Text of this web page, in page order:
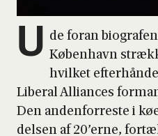
U de for­an
Køben­havn
hvil­ket
Libe­ral Alli­an­ces
Den anden­for­re­ste i
del­sen af 20’erne,